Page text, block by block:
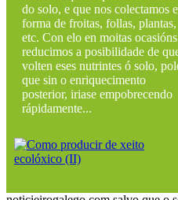
do solo, e que nos colectamos
forma de froitas, follas, plantas,
etc. Con elo en moitas ocasións
reducimos a posibilidade de
volten eses nutrintes ó solo,
que sin o enriquecimento
posterior, iriase empobrecendo
rápidamente...